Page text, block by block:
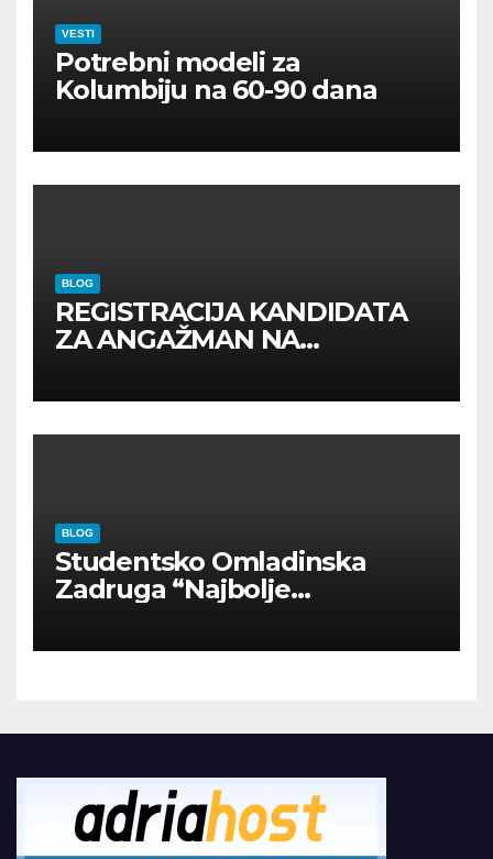
VESTI
Potrebni modeli za
Kolumbiju na 60-90 dana
BLOG
REGISTRACIJA KANDIDATA
ZA ANGAŽMAN NA
BLOG
Studentsko Omladinska
Zadruga “Najbolje